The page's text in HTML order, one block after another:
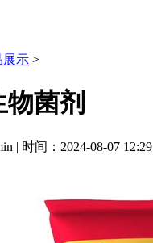
展示 >
菌剂
| 时间：2024-08-07 12:29